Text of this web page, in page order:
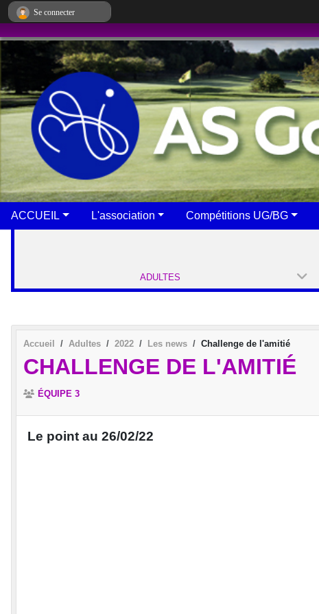
ACCUEIL L'association Compétitions UG/BG
ADULTES
Accueil Adultes 2022 Les news Challenge de l'amitié
CHALLENGE DE L'AMITIÉ
ÉQUIPE 3
Le point au 26/02/22
Se connecter
Panneau de gestion des cookies